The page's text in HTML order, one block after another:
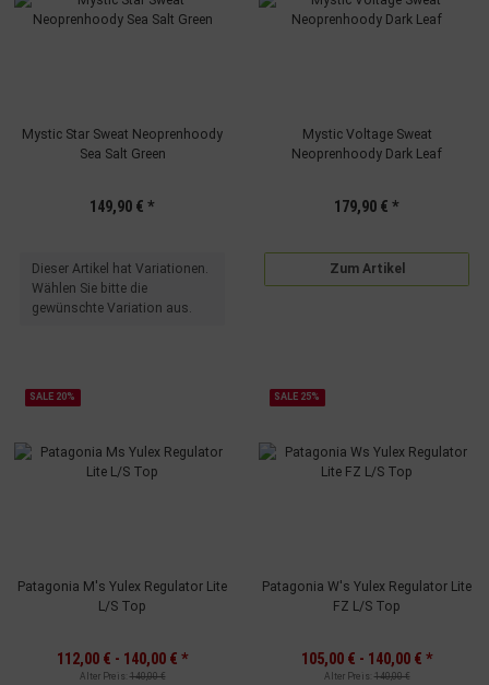
Mystic Star Sweat Neoprenhoody
Sea Salt Green
149,90 € *
xDieser Artikel hat Variationen.
Wählen Sie bitte die
gewünschte Variation aus.
Mystic Voltage Sweat
Neoprenhoody Dark Leaf
179,90 € *
Zum Artikel
SALE 20%
Patagonia M's Yulex Regulator Lite
L/S Top
112,00 € - 140,00 € *
Alter Preis: 140,00 €
SALE 25%
Patagonia W's Yulex Regulator Lite
FZ L/S Top
105,00 € - 140,00 € *
Alter Preis: 140,00 €